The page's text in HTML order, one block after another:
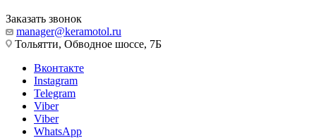
Заказать звонок
manager@keramotol.ru
Тольятти, Обводное шоссе, 7Б
Вконтакте
Instagram
Telegram
Viber
Viber
WhatsApp